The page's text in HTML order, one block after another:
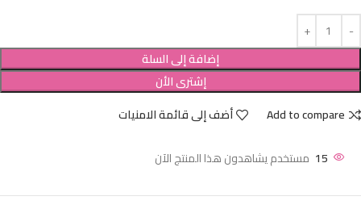
إضافة إلى السلة
إشترى الأن
Add to compare
أضف إلى قائمة الامنيات
15 مستخدم يشاهدون هذا المنتج الآن